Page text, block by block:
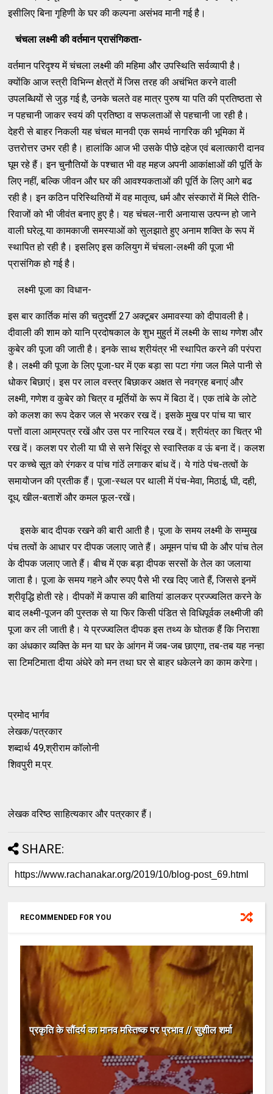
इसीलिए बिना गृहिणी के घर की कल्पना असंभव मानी गई है।
चंचला लक्ष्मी की वर्तमान प्रासंगिकता-
वर्तमान परिदृश्य में चंचला लक्ष्मी की महिमा और उपस्थिति सर्वव्यापी है।
क्योंकि आज स्त्री विभिन्न क्षेत्रों में जिस तरह की अचंभित करने वाली
उपलब्धियों से जुड़ गई है, उनके चलते वह मात्र पुरुष या पति की प्रतिष्ठता से
न पहचानी जाकर स्वयं की प्रतिष्ठा व सफलताओं से पहचानी जा रही है।
देहरी से बाहर निकली यह चंचल मानवी एक समर्थ नागरिक की भूमिका में
उत्तरोत्तर उभर रही है। हालांकि आज भी उसके पीछे दहेज एवं बलात्कारी दानव
घूम रहे हैं। इन चुनौतियों के पश्चात भी वह महज अपनी आकांक्षाओं की पूर्ति के
लिए नहीं, बल्कि जीवन और घर की आवश्यकताओं की पूर्ति के लिए आगे बढ
रही है। इन कठिन परिस्थितियों में वह मातृत्व, धर्म और संस्कारों में मिले रीति-
रिवाजों को भी जीवंत बनाए हुए है। यह चंचल-नारी अनायास उत्पन्न हो जाने
वाली घरेलू या कामकाजी समस्याओं को सुलझाते हुए अनाम शक्ति के रूप में
स्थापित हो रही है। इसलिए इस कलियुग में चंचला-लक्ष्मी की पूजा भी
प्रासंगिक हो गई है।
लक्ष्मी पूजा का विधान-
इस बार कार्तिक मांस की चतुदर्शी 27 अक्टूबर अमावस्या को दीपावली है।
दीवाली की शाम को यानि प्रदोषकाल के शुभ मुहुर्त में लक्ष्मी के साथ गणेश और
कुबेर की पूजा की जाती है। इनके साथ श्रीयंत्र भी स्थापित करने की परंपरा
है। लक्ष्मी की पूजा के लिए पूजा-घर में एक बड़ा सा पटा गंगा जल मिले पानी से
धोकर बिछाएं। इस पर लाल वस्त्र बिछाकर अक्षत से नवग्रह बनाएं और
लक्ष्मी, गणेश व कुबेर को चित्र व मूर्तियों के रूप में बिठा दें। एक तांबे के लोटे
को कलश का रूप देकर जल से भरकर रख दें। इसके मुख पर पांच या चार
पत्तों वाला आम्रपत्र रखें और उस पर नारियल रख दें। श्रीयंत्र का चित्र भी
रख दें। कलश पर रोली या घी से सने सिंदूर से स्वास्तिक व ऊं बना दें। कलश
पर कच्चे सूत को रंगकर व पांच गांठें लगाकर बांध दें। ये गांठे पंच-तत्वों के
समायोजन की प्रतीक हैं। पूजा-स्थल पर थाली में पंच-मेवा, मिठाई, घी, दही,
दूध, खील-बताशें और कमल फूल-रखें।
इसके बाद दीपक रखने की बारी आती है। पूजा के समय लक्ष्मी के सम्मुख
पंच तत्वों के आधार पर दीपक जलाए जाते हैं। अमूमन पांच घी के और पांच तेल
के दीपक जलाए जाते हैं। बीच में एक बड़ा दीपक सरसों के तेल का जलाया
जाता है। पूजा के समय गहने और रुपए पैसे भी रख दिए जाते हैं, जिससे इनमें
श्रीवृद्धि होती रहे। दीपकों में कपास की बातियां डालकर प्रज्ज्वलित करने के
बाद लक्ष्मी-पूजन की पुस्तक से या फिर किसी पंडित से विधिपूर्वक लक्ष्मीजी की
पूजा कर ली जाती है। ये प्रज्ज्वलित दीपक इस तथ्य के घोतक हैं कि निराशा
का अंधकार व्यक्ति के मन या घर के आंगन में जब-जब छाएगा, तब-तब यह नन्हा
सा टिमटिमाता दीया अंधेरे को मन तथा घर से बाहर धकेलने का काम करेगा।
प्रमोद भार्गव
लेखक/पत्रकार
शब्दार्थ 49,श्रीराम कॉलोनी
शिवपुरी म.प्र.
लेखक वरिष्ठ साहित्यकार और पत्रकार हैं।
SHARE:
RECOMMENDED FOR YOU
प्रकृति के सौंदर्य का मानव मस्तिष्क पर प्रभाव // सुशील शर्मा